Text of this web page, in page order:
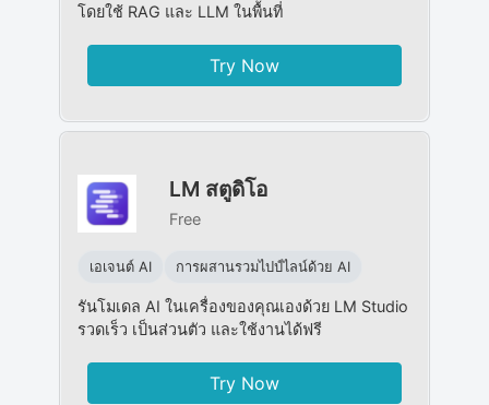
โดยใช้ RAG และ LLM ในพื้นที่
Try Now
LM สตูดิโอ
Free
เอเจนต์ AI การผสานรวมไปป์ไลน์ด้วย AI
รันโมเดล AI ในเครื่องของคุณเองด้วย LM Studio
รวดเร็ว เป็นส่วนตัว และใช้งานได้ฟรี
Try Now